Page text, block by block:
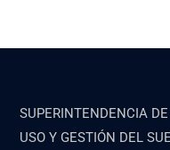
SUPERINTENDENCIA
USO Y GESTIÓN DEL